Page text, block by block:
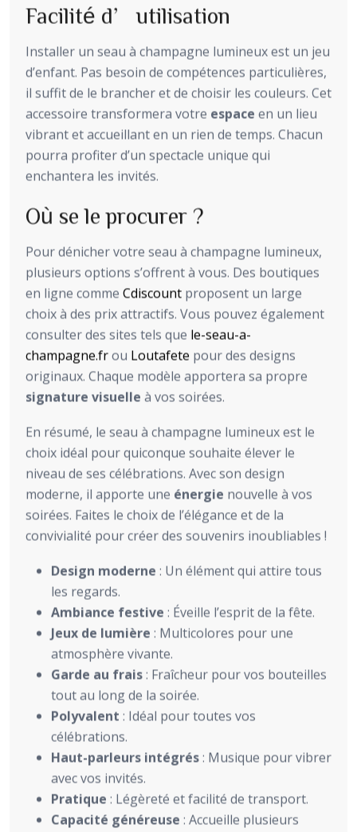
Facilité d’utilisation
Installer un seau à champagne lumineux est un jeu
d’enfant. Pas besoin de compétences particulières,
il suffit de le brancher et de choisir les couleurs. Cet
accessoire transformera votre espace en un lieu
vibrant et accueillant en un rien de temps. Chacun
pourra profiter d’un spectacle unique qui
enchantera les invités.
Où se le procurer ?
Pour dénicher votre seau à champagne lumineux,
plusieurs options s’offrent à vous. Des boutiques
en ligne comme Cdiscount proposent un large
choix à des prix attractifs. Vous pouvez également
consulter des sites tels que le-seau-a-
champagne.frou Loutafete pour des designs
originaux. Chaque modèle apportera sa propre
signature visuelle à vos soirées.
En résumé, le seau à champagne lumineux est le
choix idéal pour quiconque souhaite élever le
niveau de ses célébrations. Avec son design
moderne, il apporte une énergie nouvelle à vos
soirées. Faites le choix de l’élégance et de la
convivialité pour créer des souvenirs inoubliables !
Design moderne : Un élément qui attire tous
les regards.
Ambiance festive : Éveille l’esprit de la fête.
Jeux de lumière : Multicolores pour une
atmosphère vivante.
Garde au frais: Fraîcheur pour vos bouteilles
tout au long de la soirée.
Polyvalent : Idéal pour toutes vos
célébrations.
Haut-parleurs intégrés: Musique pour vibrer
avec vos invités.
Pratique : Légèreté et facilité de transport.
Capacité généreuse : Accueille plusieurs